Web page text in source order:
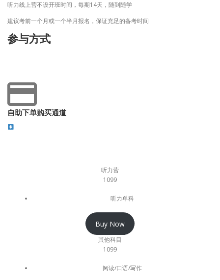
听力线上营不设开班时间，每期14天，随到随学
建议考前一个月或一个半月报名，保证充足的备考时间
参与方式
自助下单购买通道
听力营
1099
听力单科
Buy Now
其他科目
1099
阅读/口语/写作